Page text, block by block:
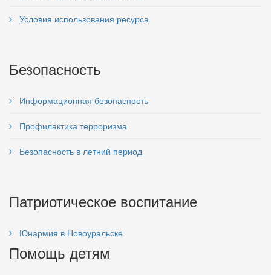
Условия использования ресурса
Безопасность
Информационная безопасность
Профилактика терроризма
Безопасность в летний период
Патриотическое воспитание
Юнармия в Новоуральске
Помощь детям